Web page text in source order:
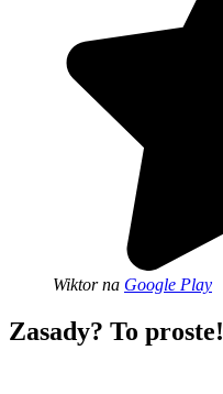
Wiktorna Google Play
Zasady? To proste!